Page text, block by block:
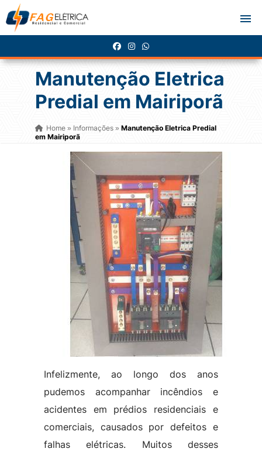
Manutenção Eletrica
Predial em Mairiporã
Home» Informações » Manutenção Eletrica Predial
em Mairiporã
Infelizmente, ao longo dos anos
pudemos acompanhar incêndios e
acidentes em prédios residenciais e
comerciais, causados por defeitos e
falhas elétricas. Muitos desses